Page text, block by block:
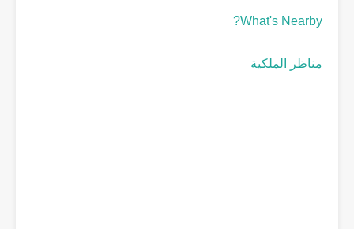
What's Nearby?
مناظر الملكية